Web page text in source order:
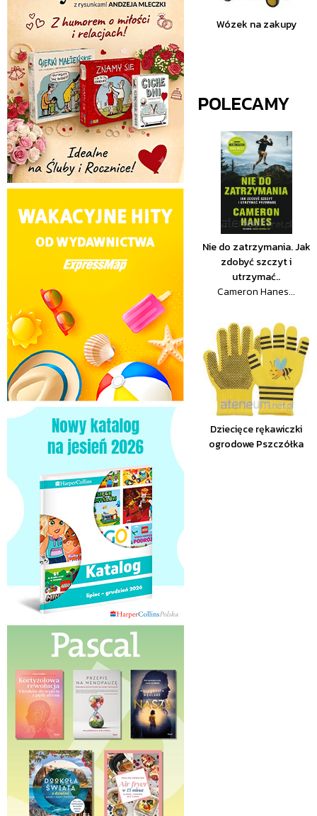
Wózek na zakupy
POLECAMY
Nie do zatrzymania. Jak
zdobyć szczyt i
utrzymać..
Cameron Hanes...
Dziecięce rękawiczki
ogrodowe Pszczółka